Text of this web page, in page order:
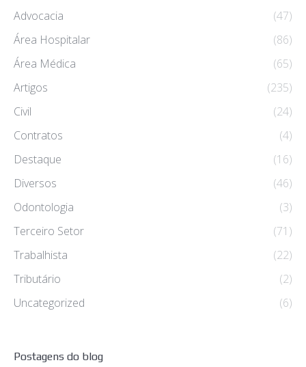
Advocacia
(47)
Área Hospitalar
(86)
Área Médica
(65)
Artigos
(235)
Civil
(24)
Contratos
(4)
Destaque
(16)
Diversos
(46)
Odontologia
(3)
Terceiro Setor
(71)
Trabalhista
(22)
Tributário
(2)
Uncategorized
(6)
Postagens do blog